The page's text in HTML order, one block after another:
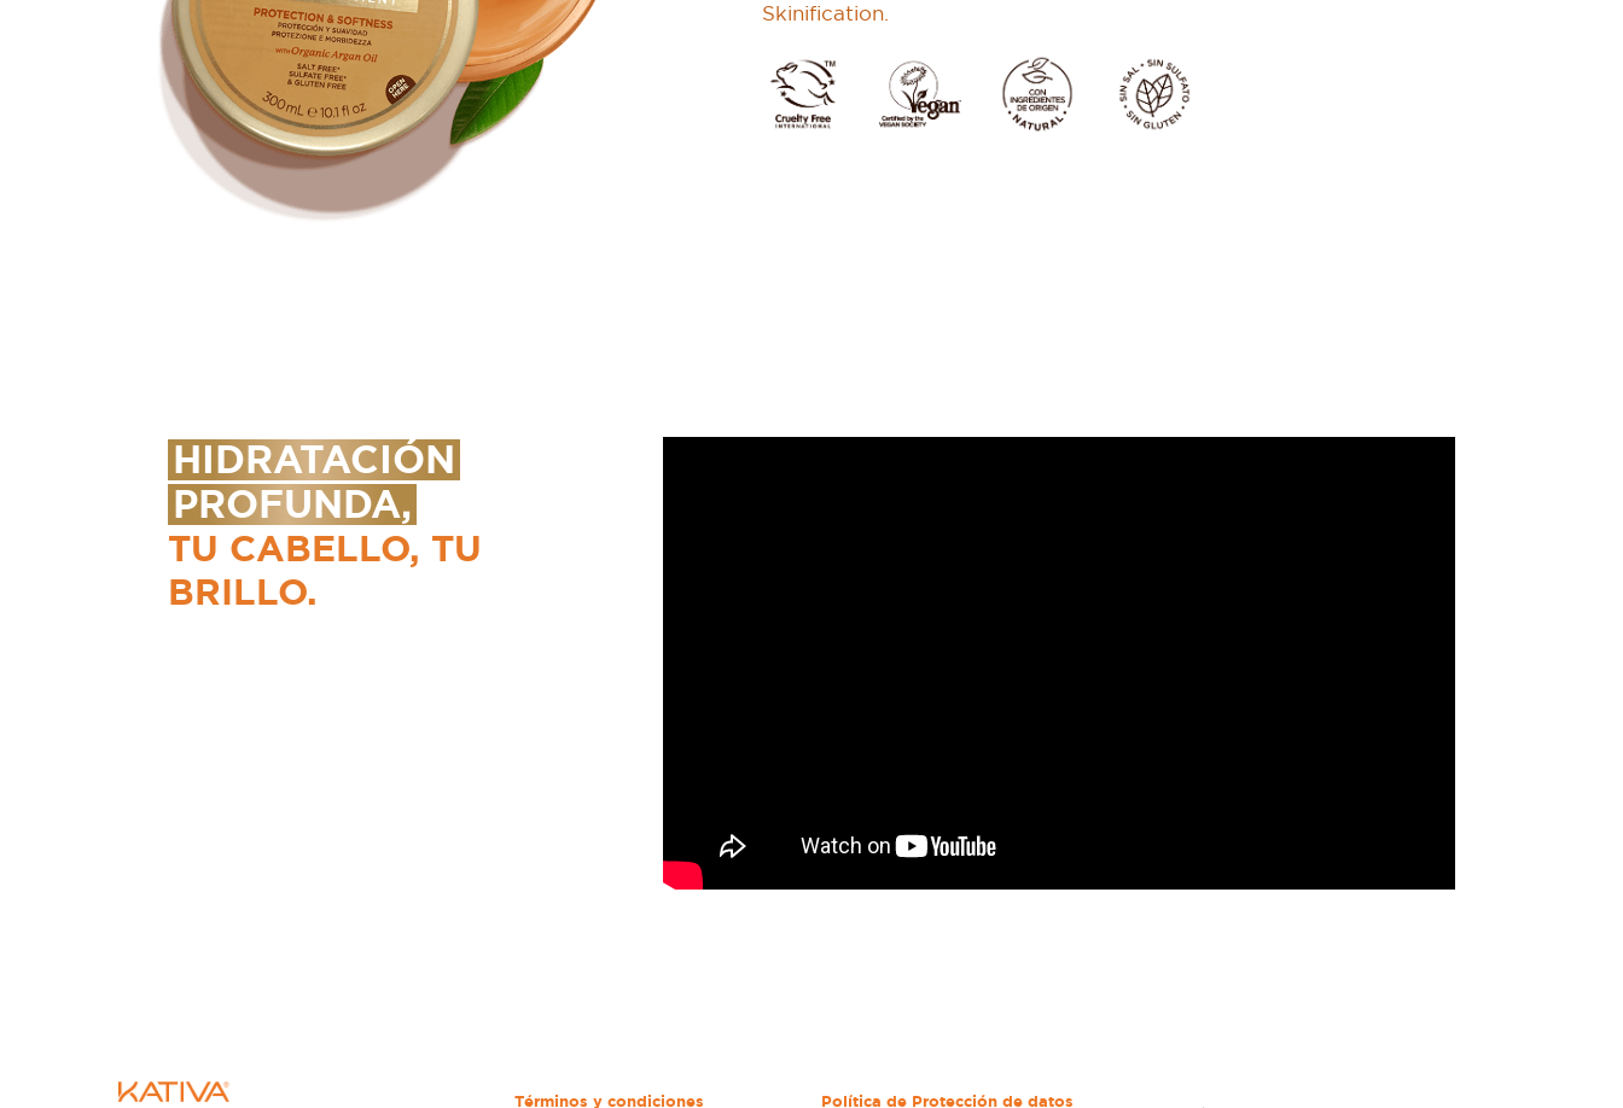
Skinification.
HIDRATACIÓN
PROFUNDA,
TU CABELLO, TU
BRILLO.
Términos y condiciones Política de Protección de datos